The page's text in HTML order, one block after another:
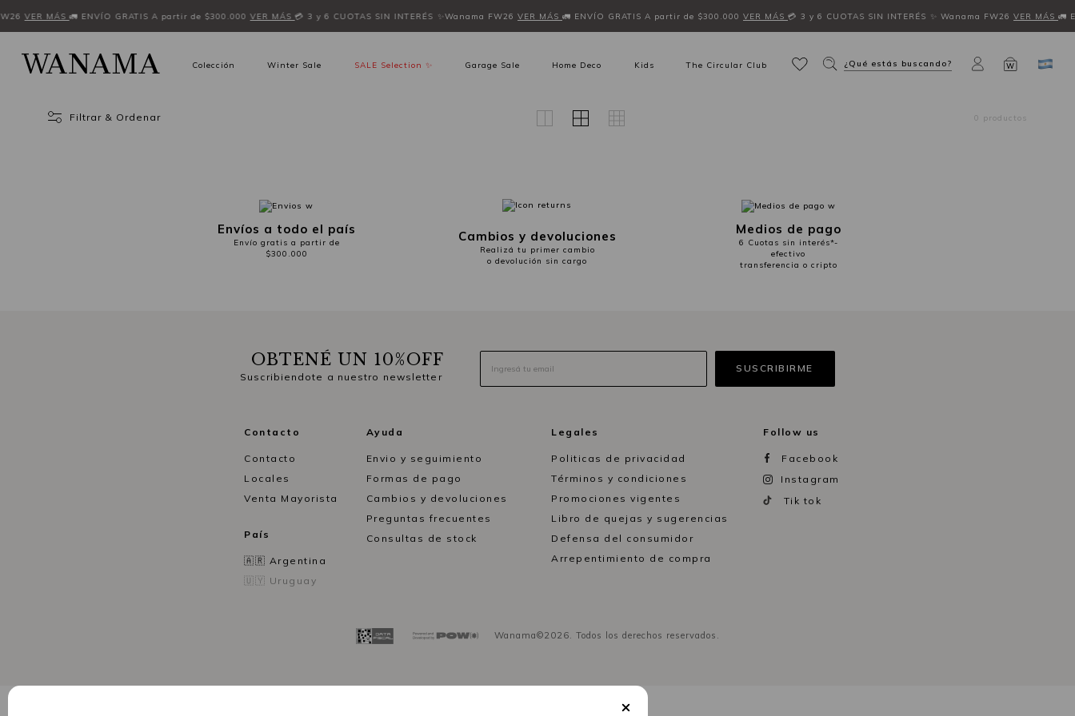
VER MÁS 🚛 ENVÍO GRATIS A partir de $300.000 VER MÁS 💳 3 y 6 CUOTAS SIN INTERÉS ✨Wanama FW26 VER MÁS 🚛 ENVÍO GRATIS A partir de $300.000 VER MÁS 💳 3 y 6 CUOTAS SIN INTERÉS ✨ Wanama FW26 VER MÁS 🚛
Colección Winter Sale SALE Selection ✨ Garage Sale Home Deco Kids The Circular Club ¿Qué estás buscando? W
Filtrar & Ordenar 0 productos
Envíos a todo el país
Envío gratis a partir de
$300.000
Cambios y devoluciones
Realizá tu primer cambio
o devolución sin cargo
Medios de pago
6 Cuotas sin interés*-
efectivo
transferencia o cripto
OBTENÉ UN 10%OFF
Suscribiendote a nuestro newsletter
Contacto
Contacto
Locales
Venta Mayorista
País
🇦🇷 Argentina
🇺🇾 Uruguay
Ayuda
Envio y seguimiento
Formas de pago
Cambios y devoluciones
Preguntas frecuentes
Consultas de stock
Legales
Politicas de privacidad
Términos y condiciones
Promociones vigentes
Libro de quejas y sugerencias
Defensa del consumidor
Arrepentimiento de compra
Follow us
Facebook
Instagram
Tik tok
Wanama©2026. Todos los derechos reservados.